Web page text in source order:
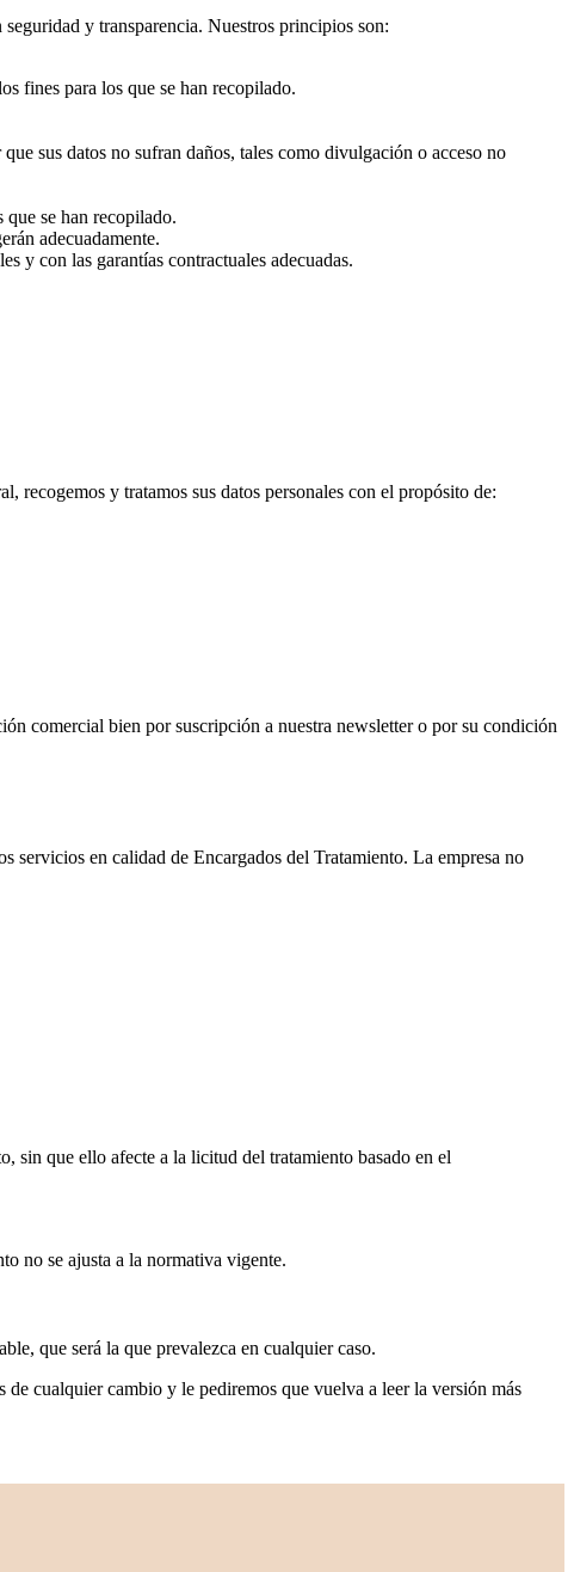
y transparencia. Nuestros principios son:
fines para los que se han recopilado.
sus datos no sufran daños, tales como divulgación o acceso no
que se han recopilado.
adecuadamente.
y con las garantías contractuales adecuadas.
recogemos y tratamos sus datos personales con el propósito de:
comercial bien por suscripción a nuestra newsletter o por su condición
en calidad de Encargados del Tratamiento. La empresa no
sin que ello afecte a la licitud del tratamiento basado en el
no se ajusta a la normativa vigente.
que será la que prevalezca en cualquier caso.
cualquier cambio y le pediremos que vuelva a leer la versión más